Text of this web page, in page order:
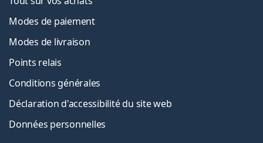
Modes de paiement
Modes de livraison
Points relais
Conditions générales
Déclaration d'accessibilité du site web
Données personnelles